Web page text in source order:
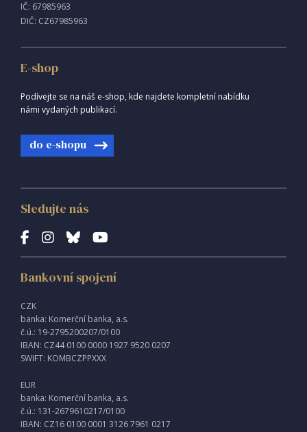
IČ: 67985963
DIČ: CZ67985963
E-shop
Podívejte se na náš e-shop, kde najdete kompletní nabídku
námi vydaných publikací.
do e-shopu
Sledujte nás
Bankovní spojení
CZK
banka: Komerční banka, a.s.
č.ú.: 19-2795200207/0100
IBAN: CZ44 0100 0000 1927 9520 0207
SWIFT: KOMBCZPPXXX
EUR
banka: Komerční banka, a.s.
č.ú.: 131-2679610217/0100
IBAN: CZ16 0100 0001 3126 7961 0217